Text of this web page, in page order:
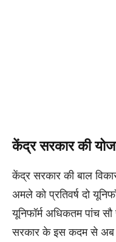
केंद्र सरकार की
केंद्र सरकार की बाल
अमले को प्रतिवर्ष दो
यूनिफॉर्म अधिकतम पांच सौ
सरकार के इस कदम से अब